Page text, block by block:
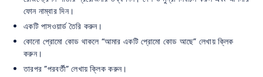
ফোন নাম্বার ‍দিন।
একটি পাসওয়ার্ড তৈরি করুন।
কোনো প্রোমো কোড থাকলে “আমার একটি প্রোমো কোড আছে” লেখায় ক্লিক
করুন।
তারপর ”পরবর্তী” লেখায় ক্লিক করুন।